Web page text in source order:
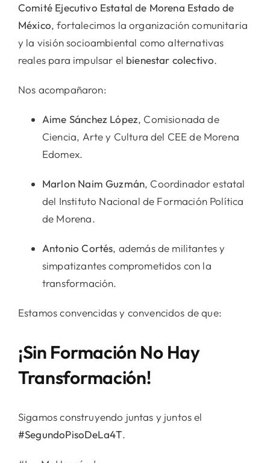
Comité Ejecutivo Estatal de Morena Estado de
México, fortalecimos la organización comunitaria
y la visión socioambiental como alternativas
reales para impulsar el bienestar colectivo.
Nos acompañaron:
Aime Sánchez López, Comisionada de
Ciencia, Arte y Cultura del CEE de Morena
Edomex.
Marlon Naim Guzmán, Coordinador estatal
del Instituto Nacional de Formación Política
de Morena.
Antonio Cortés, además de militantes y
simpatizantes comprometidos con la
transformación.
Estamos convencidas y convencidos de que:
¡Sin Formación No Hay
Transformación!
Sigamos construyendo juntas y juntos el
#SegundoPisoDeLa4T.